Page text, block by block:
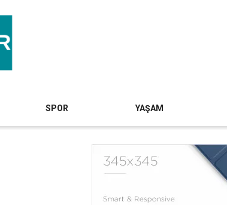
SPOR YAŞAM